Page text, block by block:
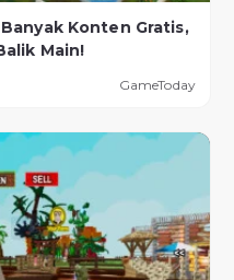
Konten Gratis,
Main!
GameToday